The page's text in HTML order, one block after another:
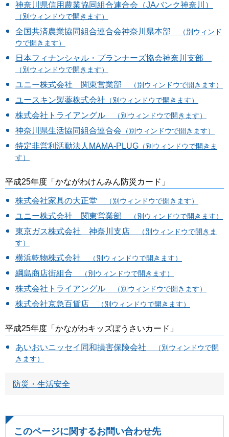
神奈川県信用農業協同組合連合会（JAバンク神奈川）
（別ウィンドウで開きます）
全国共済農業協同組合連合会神奈川県本部
（別ウィンド
ウで開きます）
日本フィナンシャル・プランナーズ協会神奈川支部
（別ウィンドウで開きます）
ユニー株式会社 関東営業部 （別ウィンドウで開きます）
ユースキン製薬株式会社 （別ウィンドウで開きます）
株式会社トライアングル （別ウィンドウで開きます）
神奈川県生活協同組合連合会 （別ウィンドウで開きます）
特定非営利活動法人MAMA-PLUG （別ウィンドウで開きま
す）
平成25年度「かながわけんみん防災カード」
株式会社家具の大正堂 （別ウィンドウで開きます）
ユニー株式会社 関東営業部 （別ウィンドウで開きます）
東京ガス株式会社 神奈川支店
（別ウィンドウで開きま
す）
横浜乾物株式会社 （別ウィンドウで開きます）
綱島商店街組合 （別ウィンドウで開きます）
株式会社トライアングル （別ウィンドウで開きます）
株式会社京急百貨店 （別ウィンドウで開きます）
平成25年度「かながわキッズぼうさいカード」
あいおいニッセイ同和損害保険会社
（別ウィンドウで開
きます）
防災・生活安全
このページに関するお問い合わせ先